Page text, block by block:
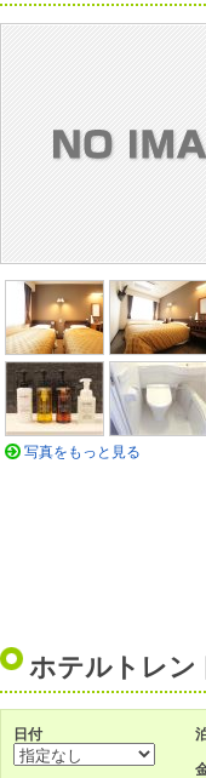
写真をもっと見る
ホテルトレン
日付